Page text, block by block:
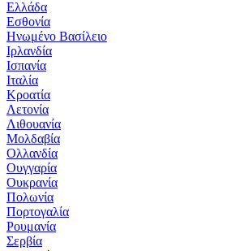
Ελλάδα
Εσθονία
Ηνωμένο Βασίλειο
Ιρλανδία
Ισπανία
Ιταλία
Κροατία
Λετονία
Λιθουανία
Μολδαβία
Ολλανδία
Ουγγαρία
Ουκρανία
Πολωνία
Πορτογαλία
Ρουμανία
Σερβία